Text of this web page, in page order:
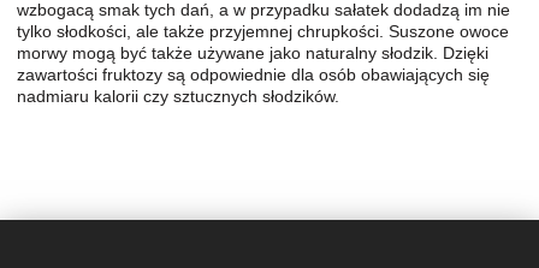
wzbogacą smak tych dań, a w przypadku sałatek dodadzą im nie
tylko słodkości, ale także przyjemnej chrupkości. Suszone owoce
morwy mogą być także używane jako naturalny słodzik. Dzięki
zawartości fruktozy są odpowiednie dla osób obawiających się
nadmiaru kalorii czy sztucznych słodzików.